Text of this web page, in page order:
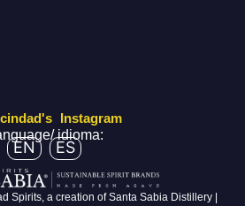
Instagram
idioma:
EN ES
Spirits, a creation of Santa Sabia Distillery |